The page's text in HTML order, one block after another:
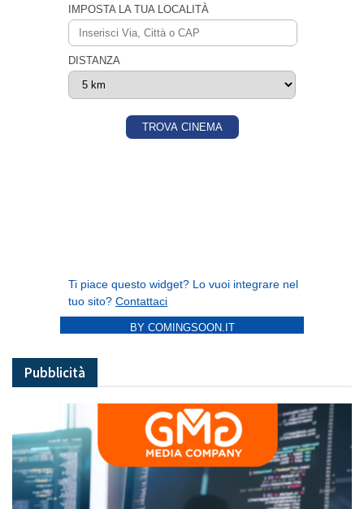
BY COMINGSOON.IT
Pubblicità